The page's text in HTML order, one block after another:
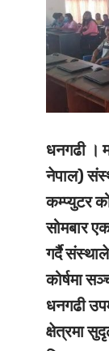
धनगढी ।
नेपाल)
कम्प्युटर
सोमबार
गर्दै
कोर्षमा
धनगढी
क्षेत्रमा